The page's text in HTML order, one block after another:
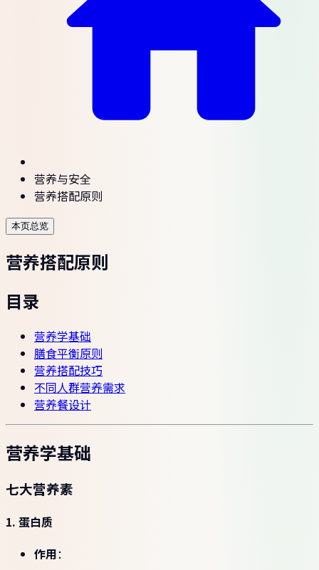
营养与安全
营养搭配原则
本页总览
营养搭配原则
目录
营养学基础
膳食平衡原则
营养搭配技巧
不同人群营养需求
营养餐设计
营养学基础
七大营养素
1. 蛋白质
作用：